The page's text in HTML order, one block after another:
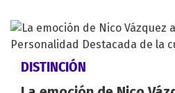
DISTINCIÓN